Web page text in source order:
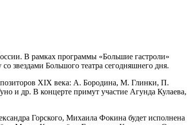
В рамках программы «Большие гастроли»
звездами Большого театра сегодняшнего дня.
ХIХ века: А. Бородина, М. Глинки, П.
и др. В концерте примут участие Агунда Кулаева,
Горского, Михаила Фокина будет исполнена